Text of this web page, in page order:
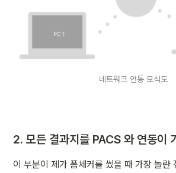
네트워크 연동 모식도
2. 모든 결과지를 PACS 와 연동이
이 부분이 제가 폼체커를 썼을 때 가장 놀란